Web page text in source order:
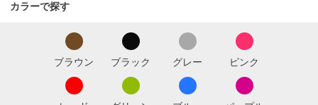
カラーで探す
ブラウン ブラック グレー ピンク